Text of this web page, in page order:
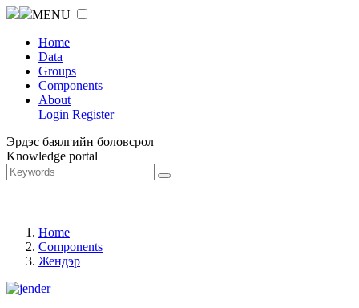
MENU
Home
Data
Groups
Components
About
Login Register
Эрдэс баялгийн боловсрол
Knowledge portal
Home
Components
Жендэр